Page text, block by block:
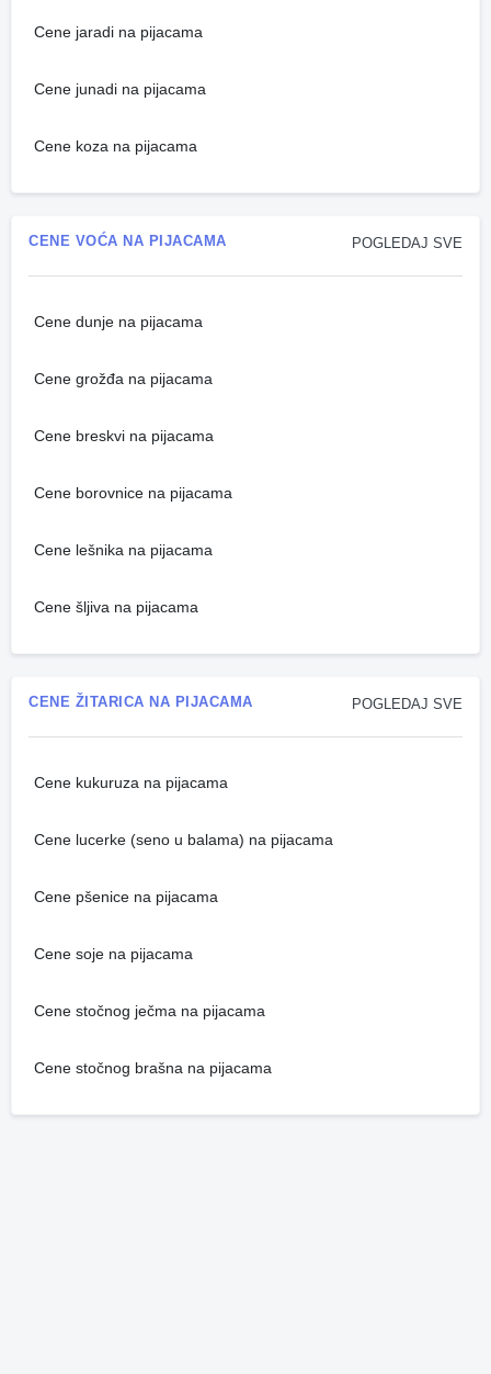
Cene jaradi na pijacama
Cene junadi na pijacama
Cene koza na pijacama
POGLEDAJ SVE
CENE VOĆA NA PIJACAMA
Cene dunje na pijacama
Cene grožđa na pijacama
Cene breskvi na pijacama
Cene borovnice na pijacama
Cene lešnika na pijacama
Cene šljiva na pijacama
POGLEDAJ SVE
CENE ŽITARICA NA PIJACAMA
Cene kukuruza na pijacama
Cene lucerke (seno u balama) na pijacama
Cene pšenice na pijacama
Cene soje na pijacama
Cene stočnog ječma na pijacama
Cene stočnog brašna na pijacama